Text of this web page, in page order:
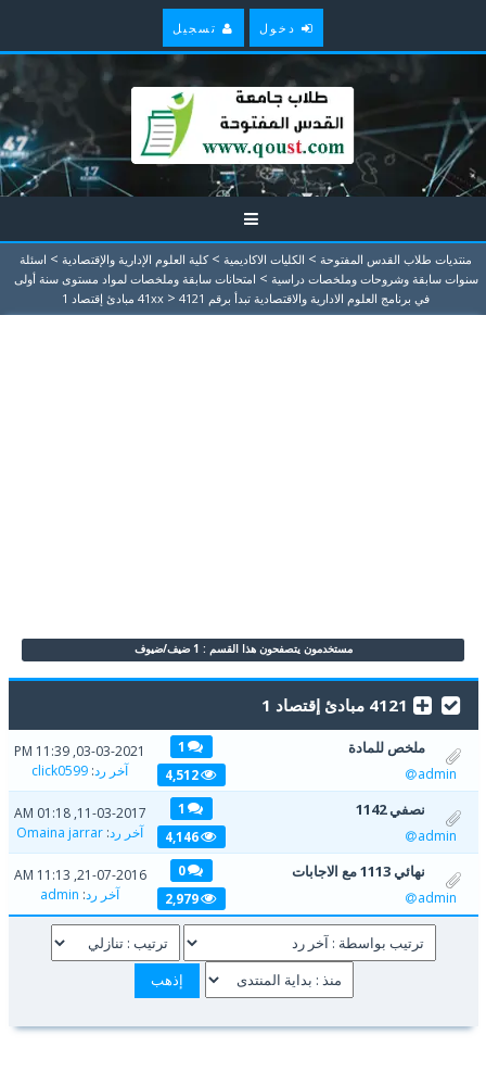
دخول تسجيل
منتديات طلاب القدس المفتوحة > الكليات الاكاديمية > كلية العلوم الإدارية والإقتصادية > اسئلة
سنوات سابقة وشروحات وملخصات دراسية > امتحانات سابقة وملخصات لمواد مستوى سنة أولى
في برنامج العلوم الادارية والاقتصادية تبدأ برقم 41xx
> 4121 مبادئ إقتصاد 1
مستخدمون يتصفحون هذا القسم : 1 ضيف/ضيوف
4121 مبادئ إقتصاد 1
ملخص للمادة
admin
1
4,512
03-03-2021, 11:39 PM
آخر رد:
click0599
نصفي 1142
admin
1
4,146
11-03-2017, 01:18 AM
آخر رد:
Omaina jarrar
نهائي 1113 مع الاجابات
admin
0
2,979
21-07-2016, 11:13 AM
آخر رد:
admin